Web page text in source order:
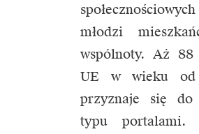
młodzi
wspólnoty. Aż
UE w wieku
przyznaje się do
typu portalami.